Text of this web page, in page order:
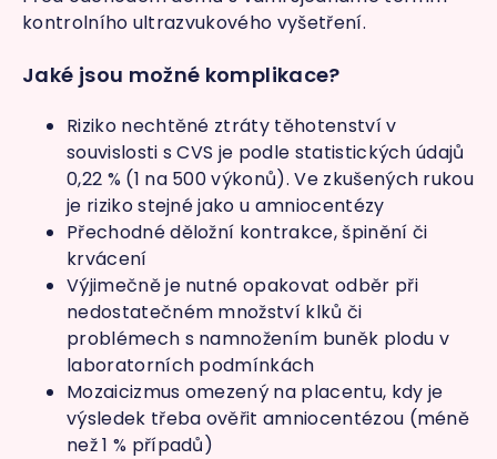
kontrolního ultrazvukového vyšetření.
Jaké jsou možné komplikace?
Riziko nechtěné ztráty těhotenství v
souvislosti s CVS je podle statistických údajů
0,22 % (1 na 500 výkonů). Ve zkušených rukou
je riziko stejné jako u amniocentézy
Přechodné děložní kontrakce, špinění či
krvácení
Výjimečně je nutné opakovat odběr při
nedostatečném množství klků či
problémech s namnožením buněk plodu v
laboratorních podmínkách
Mozaicizmus omezený na placentu, kdy je
výsledek třeba ověřit amniocentézou (méně
než 1 % případů)